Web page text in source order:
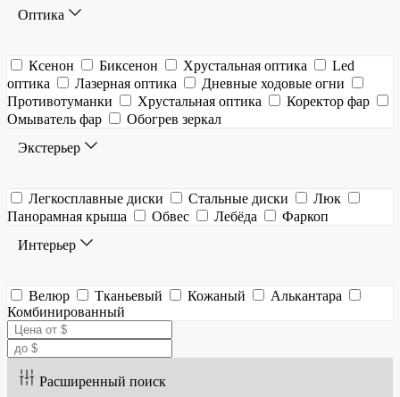
Оптика
Ксенон Биксенон Хрустальная оптика
Led
оптика
Лазерная оптика
Дневные ходовые огни
Противотуманки
Хрустальная оптика
Коректор фар
Омыватель фар
Обогрев зеркал
Экстерьер
Легкосплавные диски Стальные диски
Люк
Панорамная крыша
Обвес Лебёда
Фаркоп
Интерьер
Велюр Тканьевый Кожаный
Алькантара
Комбинированный
Расширенный поиск